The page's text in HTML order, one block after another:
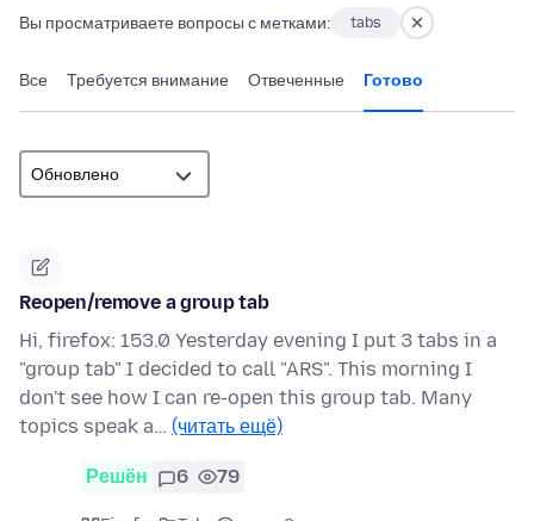
Вы просматриваете вопросы с метками: tabs
Все Требуется внимание Отвеченные Готово
Reopen/remove a group tab
Hi, firefox: 153.0 Yesterday evening I put 3 tabs in a
"group tab" I decided to call "ARS". This morning I
don't see how I can re-open this group tab. Many
topics speak a… (читать ещё)
Решён 6 79